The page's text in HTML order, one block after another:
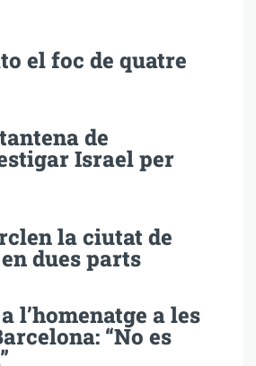
el foc de quatre
de
Israel per
la ciutat de
dues parts
l’homenatge a les
“No es